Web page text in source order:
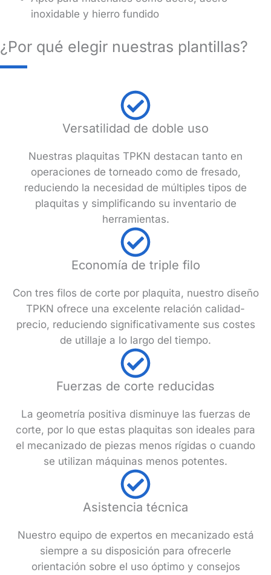
inoxidable y hierro fundido
¿Por qué elegir nuestras plantillas?
Versatilidad de doble uso
Nuestras plaquitas TPKN destacan tanto en
operaciones de torneado como de fresado,
reduciendo la necesidad de múltiples tipos de
plaquitas y simplificando su inventario de
herramientas.
Economía de triple filo
Con tres filos de corte por plaquita, nuestro diseño
TPKN ofrece una excelente relación calidad-
precio, reduciendo significativamente sus costes
de utillaje a lo largo del tiempo.
Fuerzas de corte reducidas
La geometría positiva disminuye las fuerzas de
corte, por lo que estas plaquitas son ideales para
el mecanizado de piezas menos rígidas o cuando
se utilizan máquinas menos potentes.
Asistencia técnica
Nuestro equipo de expertos en mecanizado está
siempre a su disposición para ofrecerle
orientación sobre el uso óptimo y consejos